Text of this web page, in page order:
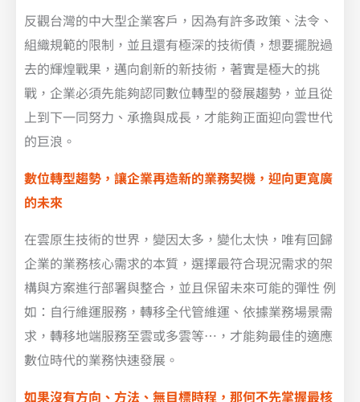
反觀台灣的中大型企業客戶，因為有許多政策、法令、
組織規範的限制，並且還有極深的技術債，想要擺脫過
去的輝煌戰果，邁向創新的新技術，著實是極大的挑
戰，企業必須先能夠認同數位轉型的發展趨勢，並且從
上到下一同努力、承擔與成長，才能夠正面迎向雲世代
的巨浪。
數位轉型趨勢，讓企業再造新的業務契機，迎向更寬廣
的未來
在雲原生技術的世界，變因太多，變化太快，唯有回歸
企業的業務核心需求的本質，選擇最符合現況需求的架
構與方案進行部署與整合，並且保留未來可能的彈性 例
如：自行維運服務，轉移全代管維運、依據業務場景需
求，轉移地端服務至雲或多雲等…，才能夠最佳的適應
數位時代的業務快速發展。
如果沒有方向、方法、無目標時程，那何不先掌握最核